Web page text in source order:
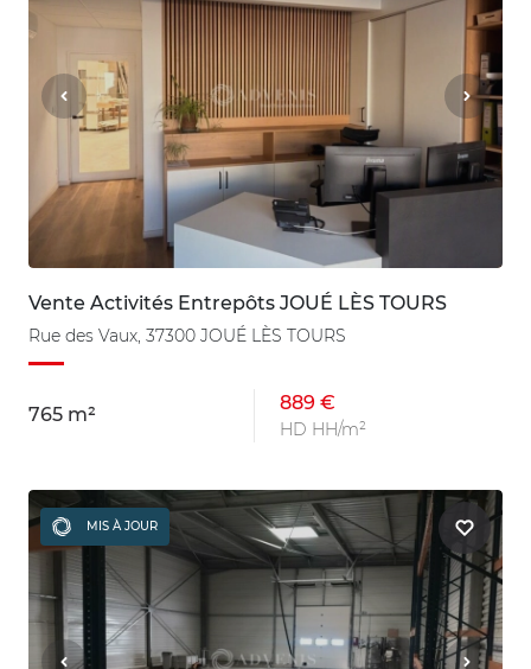
Vente Activités Entrepôts JOUÉ LÈS TOURS
Rue des Vaux, 37300 JOUÉ LÈS TOURS
765 m²
889 €
HD HH/m²
MIS À JOUR